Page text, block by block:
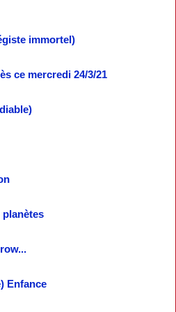
immortel)
ce mercredi 24/3/21
planètes
Enfance